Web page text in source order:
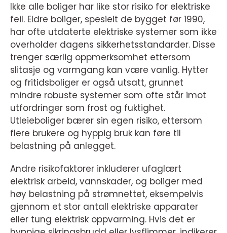
Ikke alle boliger har like stor risiko for elektriske
feil. Eldre boliger, spesielt de bygget før 1990,
har ofte utdaterte elektriske systemer som ikke
overholder dagens sikkerhetsstandarder. Disse
trenger særlig oppmerksomhet ettersom
slitasje og varmgang kan være vanlig. Hytter
og fritidsboliger er også utsatt, grunnet
mindre robuste systemer som ofte står imot
utfordringer som frost og fuktighet.
Utleieboliger bærer sin egen risiko, ettersom
flere brukere og hyppig bruk kan føre til
belastning på anlegget.
Andre risikofaktorer inkluderer ufaglært
elektrisk arbeid, vannskader, og boliger med
høy belastning på strømnettet, eksempelvis
gjennom et stor antall elektriske apparater
eller tung elektrisk oppvarming. Hvis det er